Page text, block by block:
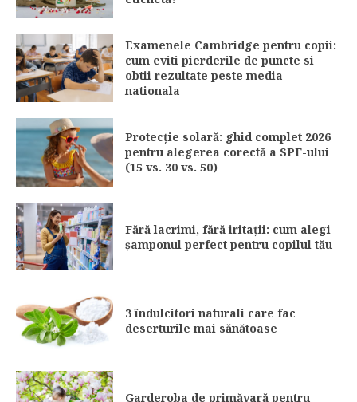
Examenele Cambridge pentru copii:
cum eviti pierderile de puncte si
obtii rezultate peste media
nationala
Protecție solară: ghid complet 2026
pentru alegerea corectă a SPF-ului
(15 vs. 30 vs. 50)
Fără lacrimi, fără iritații: cum alegi
șamponul perfect pentru copilul tău
3 îndulcitori naturali care fac
deserturile mai sănătoase
Garderoba de primăvară pentru